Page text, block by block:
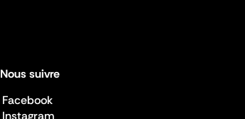
Nous suivre
Facebook
Instagram